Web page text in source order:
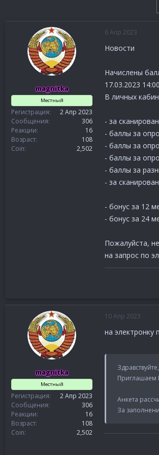
magnitka
Местный
Регистрация
2 Апр 2023
Сообщения
306
Реакции
16
Возраст
108
Coin
2,502
6 Апр 2023
Новости
Начислены
17.03.2023 14:00
В личных
- за
- баллы за
- баллы за
- баллы за
- баллы за
- за
- бонус за 12
- бонус за 24
Пожалуйста,
на запрос по
magnitka
Местный
Регистрация
2 Апр 2023
Сообщения
306
Реакции
16
Возраст
108
Coin
2,502
10 Апр 2023
на электронку
Здравствуйте,
Приглашаем
Анкета
За